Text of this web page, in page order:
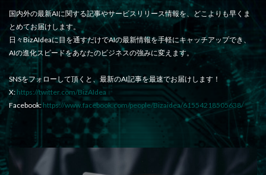
国内外の最新AIに関する記事やサービスリリース情報を、どこよりも早くま
とめてお届けします。
日々BizAIdeaに目を通すだけでAIの最新情報を手軽にキャッチアップでき、
AIの進化スピードをあなたのビジネスの強みに変えます。
SNSをフォローして頂くと、最新のAI記事を最速でお届けします！
X: https://twitter.com/BizAIdea
Facebook: https://www.facebook.com/people/Bizaidea/61554218505638/